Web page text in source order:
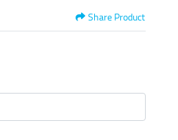
Share Product